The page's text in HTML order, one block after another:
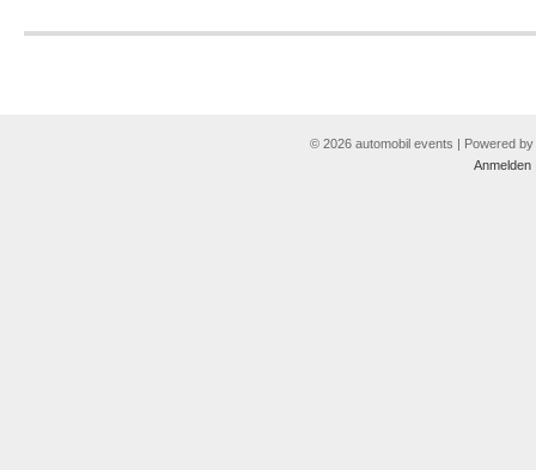
© 2026 automobil events | Powered by
Anmelden|